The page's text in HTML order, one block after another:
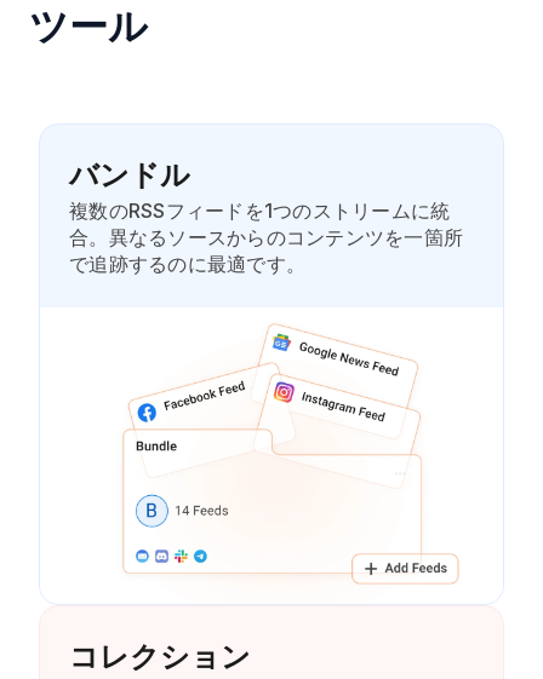
ツール
バンドル
複数のRSSフィードを1つのストリームに統
合。異なるソースからのコンテンツを一箇所
で追跡するのに最適です。
コレクション